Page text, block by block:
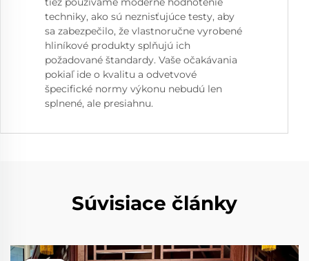
techniky, ako sú neznisťujúce testy, aby
sa zabezpečilo, že vlastnoručne vyrobené
hliníkové produkty splňujú ich
požadované štandardy. Vaše očakávania
pokiaľ ide o kvalitu a odvetvové
špecifické normy výkonu nebudú len
splnené, ale presiahnu.
Súvisiace články